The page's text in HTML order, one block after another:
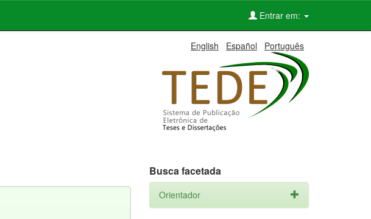
Entrar em:
English Español Português
Busca facetada
Orientador